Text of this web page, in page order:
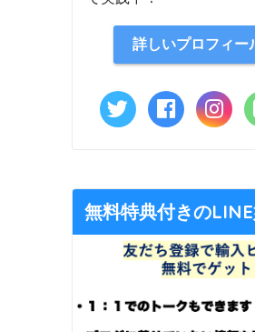
詳しいプロフィー
無料特典付きのLINE